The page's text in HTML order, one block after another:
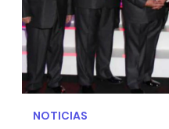
NOTICIAS